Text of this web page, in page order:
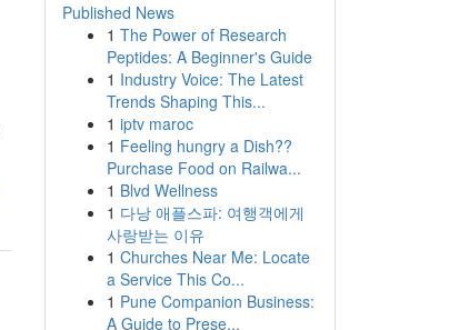
Published News
1 The Power of Research
Peptides: A Beginner's Guide
1 Industry Voice: The Latest
Trends Shaping This...
1 iptv maroc
1 Feeling hungry a Dish??
Purchase Food on Railwa...
1 Blvd Wellness
1 다낭 애플스파: 여행객에게
사랑받는 이유
1 Churches Near Me: Locate
a Service This Co...
1 Pune Companion Business:
A Guide to Prese...